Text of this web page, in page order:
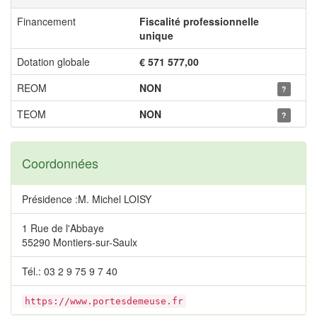
Financement
Fiscalité professionnelle
unique
Dotation globale
€ 571 577,00
REOM
NON ?
TEOM NON ?
Coordonnées
Présidence :M. Michel LOISY
1 Rue de l'Abbaye
55290 Montiers-sur-Saulx
Tél.: 03 2 9 75 9 7 40
https://www.portesdemeuse.fr